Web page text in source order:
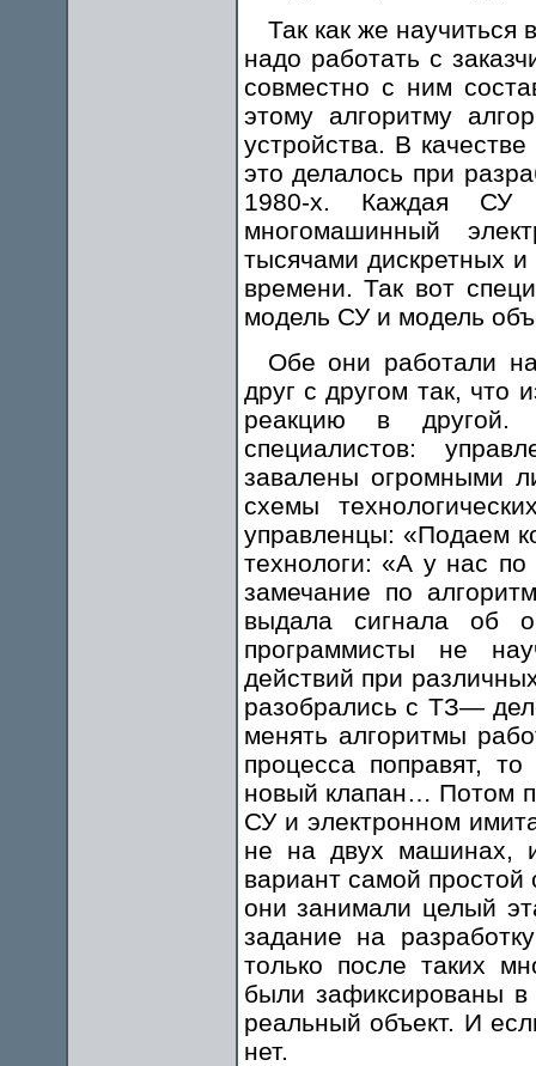
Так как же
надо работать с
совместно с ним
этому алгоритму
устройства. В
это делалось при
1980-х. Каждая СУ
многомашинный
тысячами дискретных
времени. Так вот
модель СУ и модель
Обе они работали
друг с другом так, что
реакцию в другой.
специалистов:
завалены огромными
схемы
управленцы: «Подаем
технологи: «А у нас
замечание по
выдала сигнала
программисты не
действий при
разобрались с ТЗ—
менять алгоритмы
процесса поправят,
новый клапан… Потом
СУ и электронном
не на двух машинах,
вариант самой
они занимали целый
задание на
только после таких
были зафиксированы
реальный объект. И
нет.